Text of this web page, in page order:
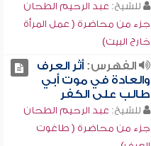
للشيخ: عبد الرحيم الطحان
جزء من محاضرة ( عمل المرأة
خارج البيت)
الفهرس:أثر العرف
والعادة في موت أبي
طالب على الكفر
للشيخ: عبد الرحيم الطحان
جزء من محاضرة ( طاغوت